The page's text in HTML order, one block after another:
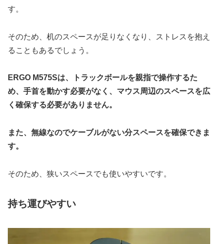
す。
そのため、机のスペースが足りなくなり、ストレスを抱え
ることもあるでしょう。
ERGO M575Sは、トラックボールを親指で操作するた
め、手首を動かす必要がなく、マウス周辺のスペースを広
く確保する必要がありません。
また、無線なのでケーブルがない分スペースを確保できま
す。
そのため、狭いスペースでも使いやすいです。
持ち運びやすい